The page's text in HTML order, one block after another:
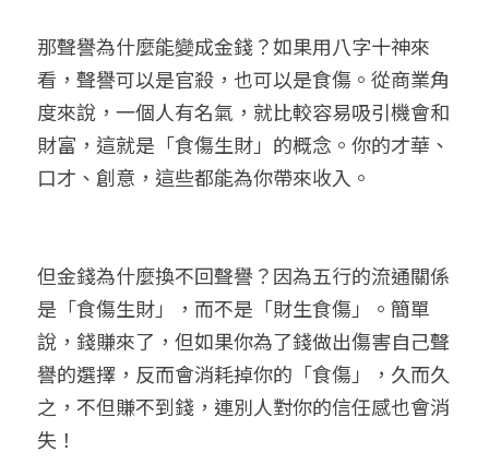
那聲譽為什麼能變成金錢？如果用八字十神來
看，聲譽可以是官殺，也可以是食傷。從商業角
度來說，一個人有名氣，就比較容易吸引機會和
財富，這就是「食傷生財」的概念。你的才華、
口才、創意，這些都能為你帶來收入。
但金錢為什麼換不回聲譽？因為五行的流通關係
是「食傷生財」，而不是「財生食傷」。簡單
說，錢賺來了，但如果你為了錢做出傷害自己聲
譽的選擇，反而會消耗掉你的「食傷」，久而久
之，不但賺不到錢，連別人對你的信任感也會消
失！